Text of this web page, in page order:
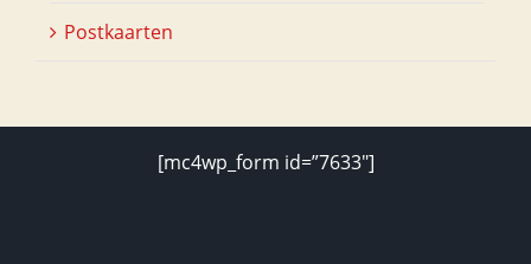
Postkaarten
[mc4wp_form id=”7633″]